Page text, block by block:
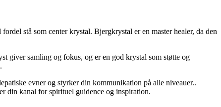
stå som center krystal. Bjergkrystal er en master healer, da den
giver samling og fokus, og er en god krystal som støtte og
evner og styrker din kommunikation på alle niveauer..
din kanal for spirituel guidence og inspiration.